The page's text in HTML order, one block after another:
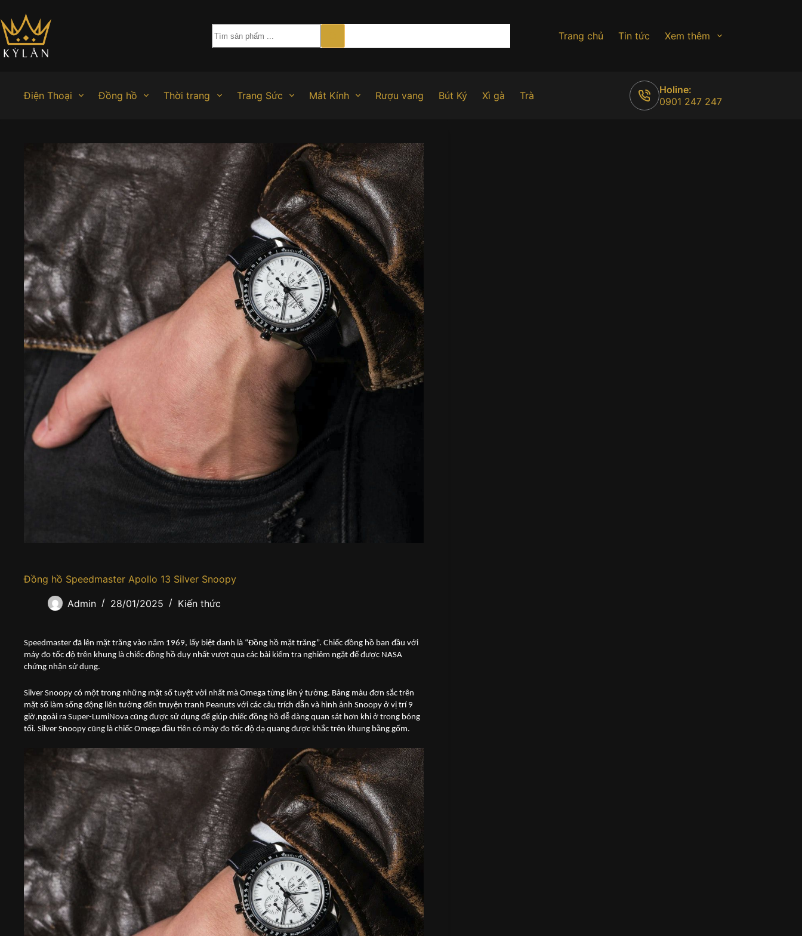
đến
phần
nội
dung
Trang chủ Tin tức Xem thêm
Điện Thoại Đồng hồ Thời trang Trang Sức Mắt Kính Rượu vang Bút Ký Xì gà Trà
Holine:
0901 247 247
Đồng hồ Speedmaster Apollo 13 Silver Snoopy
Admin 28/01/2025 Kiến thức
Speedmaster đã lên mặt trăng vào năm 1969, lấy biệt danh là “Đồng hồ mặt trăng”. Chiếc đồng hồ ban đầu với
máy đo tốc độ trên khung là chiếc đồng hồ duy nhất vượt qua các bài kiểm tra nghiêm ngặt để được NASA
chứng nhận sử dụng.
Silver Snoopy có một trong những mặt số tuyệt vời nhất mà Omega từng lên ý tưởng. Bảng màu đơn sắc trên
mặt số làm sống động liên tưởng đến truyện tranh Peanuts với các câu trích dẫn và hình ảnh Snoopy ở vị trí 9
giờ,ngoài ra Super-LumiNova cũng được sử dụng để giúp chiếc đồng hồ dễ dàng quan sát hơn khi ở trong bóng
tối. Silver Snoopy cũng là chiếc Omega đầu tiên có máy đo tốc độ dạ quang được khắc trên khung bằng gốm.